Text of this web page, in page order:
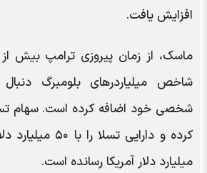
افزایش یافت.
ماسک، از زمان پیروزی ترامپ بیش
شاخص میلیاردرهای بلومبرگ
میلیارد دلار آمریکا رسانده است.